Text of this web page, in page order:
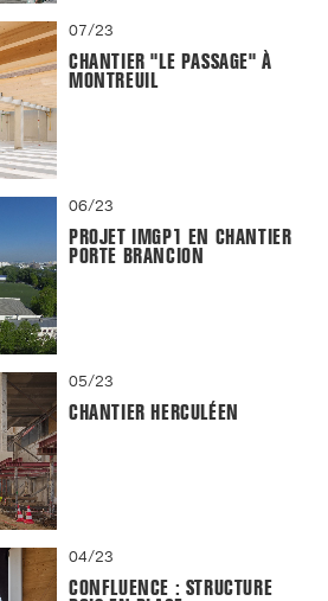
07/23
CHANTIER "LE PASSAGE" À
MONTREUIL
06/23
PROJET IMGP1 EN CHANTIER
PORTE BRANCION
05/23
CHANTIER HERCULÉEN
04/23
CONFLUENCE : STRUCTURE